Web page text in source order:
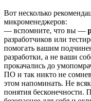
Вот несколько
микроменеджеров:
— вспомните, что вы —
разработчиков или
помогать вашим
разработки, а не ваши
прокачались до
ПО и так никто не
этом напоминать. Не
понятия бесконечности.